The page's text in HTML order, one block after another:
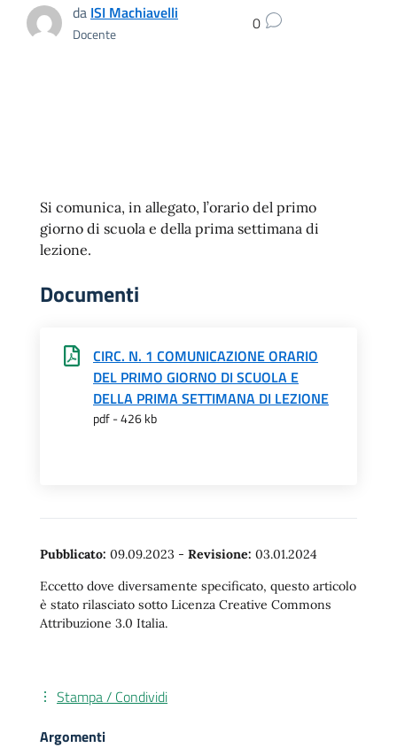
da ISI Machiavelli
Docente 0
Si comunica, in allegato, l’orario del primo
giorno di scuola e della prima settimana di
lezione.
Documenti
CIRC. N. 1 COMUNICAZIONE ORARIO
DEL PRIMO GIORNO DI SCUOLA E
DELLA PRIMA SETTIMANA DI LEZIONE
pdf - 426 kb
Pubblicato: 09.09.2023 - Revisione: 03.01.2024
Eccetto dove diversamente specificato, questo articolo
è stato rilasciato sotto Licenza Creative Commons
Attribuzione 3.0 Italia.
Stampa / Condividi
Argomenti